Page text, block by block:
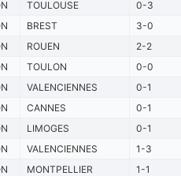
TOULOUSE 0-3
BREST 3-0
ROUEN 2-2
TOULON 0-0
VALENCIENNES 0-1
CANNES 0-1
LIMOGES 0-1
VALENCIENNES 1-3
MONTPELLIER 1-1